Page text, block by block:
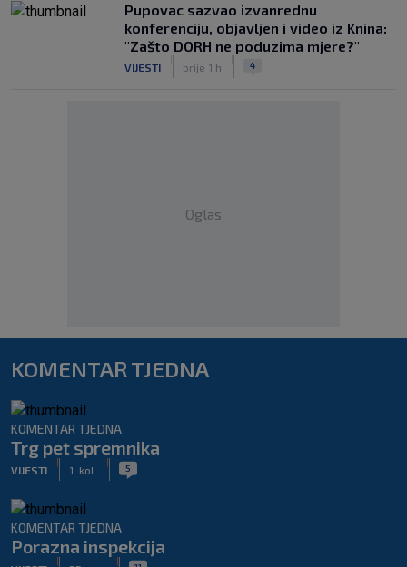
Pupovac sazvao izvanrednu
konferenciju, objavljen i video iz Knina:
"Zašto DORH ne poduzima mjere?"
VIJESTI prije 1 h 4
Oglas
KOMENTAR TJEDNA
KOMENTAR TJEDNA
Trg pet spremnika
VIJESTI 1. kol. 5
KOMENTAR TJEDNA
Porazna inspekcija